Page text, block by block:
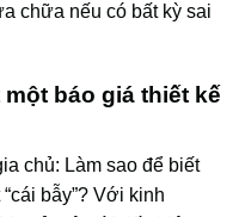
chữa nếu có bất kỳ sai
báo giá thiết kế
chủ: Làm sao để biết
bẫy”? Với kinh